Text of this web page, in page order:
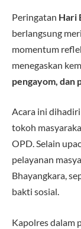
Peringatan Hari
berlangsung
momentum
menegaskan
pengayom, dan
Acara ini
tokoh
OPD. Selain
pelayanan
Bhayangkara,
bakti sosial.
Kapolres dalam